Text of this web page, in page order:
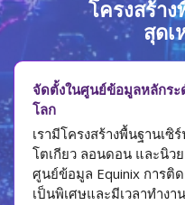
โครงสร้า
สุดเ
จัดตั้งในศูนย์ข้อมูลหลักระ
โลก
เรามีโครงสร้างพื้นฐานเซิ
โตเกียว ลอนดอน และนิว
ศูนย์ข้อมูล Equinix การติ
เป็นพิเศษและมีเวลาทำงา